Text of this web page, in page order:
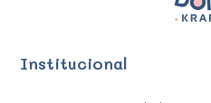
Institucional